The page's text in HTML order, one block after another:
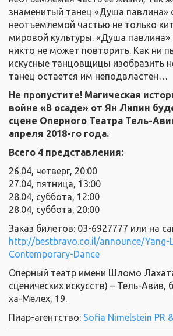
знаменитый танец «Душа павлина»
неотъемлемой частью не только
мировой культуры. «Душа павлина»
никто не может повторить. Как ни
искусные танцовщицы изобразить
танец остается им неподвластен…
Не пропустите! Магическая
войне «В осаде» от Ян Липин
сцене Оперного Театра Тель-
апреля 2018-го года.
Всего 4 представления:
26.04, четверг, 20:00
27.04, пятница, 13:00
28.04, суббота, 12:00
28.04, суббота, 20:00
Заказ билетов: 03-6927777 или на
http://bestbravo.co.il/announce/Yang-
Contemporary-Dance
Оперный театр имени Шломо
сценических искусств) – Тель-Авив,
ха-Мелех, 19.
Пиар-агентство: Sofia Nimelstein PR